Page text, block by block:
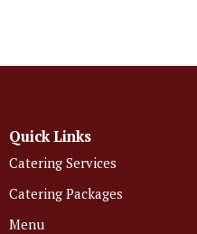
Quick Links
Catering Services
Catering Packages
Menu